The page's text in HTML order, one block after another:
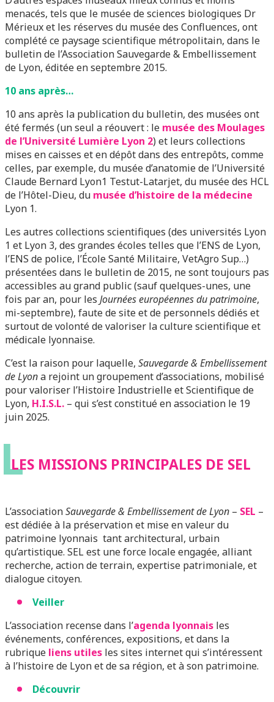
menacés, tels que le musée de sciences biologiques Dr
Mérieux et les réserves du musée des Confluences, ont
complété ce paysage scientifique métropolitain, dans le
bulletin de l’Association Sauvegarde & Embellissement
de Lyon, éditée en septembre 2015.
10 ans après…
10 ans après la publication du bulletin, des musées ont
été fermés (un seul a réouvert : le musée des Moulages
de l’Université Lumière Lyon 2) et leurs collections
mises en caisses et en dépôt dans des entrepôts, comme
celles, par exemple, du musée d’anatomie de l’Université
Claude Bernard Lyon1 Testut-Latarjet, du musée des HCL
de l’Hôtel-Dieu, du musée d’histoire de la médecine
Lyon 1.
Les autres collections scientifiques (des universités Lyon
1 et Lyon 3, des grandes écoles telles que l’ENS de Lyon,
l’ENS de police, l’École Santé Militaire, VetAgro Sup…)
présentées dans le bulletin de 2015, ne sont toujours pas
accessibles au grand public (sauf quelques-unes, une
fois par an, pour les Journées européennes du patrimoine,
mi-septembre), faute de site et de personnels dédiés et
surtout de volonté de valoriser la culture scientifique et
médicale lyonnaise.
C’est la raison pour laquelle, Sauvegarde & Embellissement
de Lyona rejoint un groupement d’associations, mobilisé
pour valoriser l’Histoire Industrielle et Scientifique de
Lyon, H.I.S.L. – qui s’est constitué en association le 19
juin 2025.
L
LES MISSIONS PRINCIPALES DE SEL
L’associationSauvegarde & Embellissement de Lyon – SEL –
est dédiée à la préservation et mise en valeur du
patrimoine lyonnais tant architectural, urbain
qu’artistique. SEL est une force locale engagée, alliant
recherche, action de terrain, expertise patrimoniale, et
dialogue citoyen.
Veiller
L’association recense dans l’agenda lyonnais les
événements, conférences, expositions, et dans la
rubrique liens utiles les sites internet qui s’intéressent
à l’histoire de Lyon et de sa région, et à son patrimoine.
Découvrir